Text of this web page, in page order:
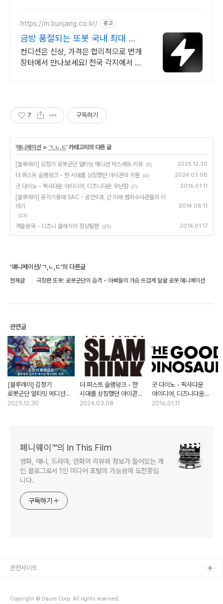
https://m.bunjang.co.kr/ 광고
금방 품절되는 또봇 국내 최대 브
랜드 중고거래
컨디션은 신상, 가격은 합리적으로 번개
장터에서 만나보세요! 전국 각지에서 올
7 구독하기
'애니메이션 > ㄱ,ㄴ,ㄷ' 카테고리의 다른 글
[블루레이] 김청기 로봇군단 얼티밋 에디션 박스세트 리뷰 (5) 2025.12.30
더 퍼스트 슬램덩크 - 한 시대를 상징했던 아이콘의 귀환 (4) 2024.03.08
굿 다이노 - 픽사다운 아이디어, 디즈니다운 무난함 (7) 2016.01.11
[블루레이] 공각기동대 SAC - 공안9과, 근 미래 범죄수사관들의 이
야기
(13)
2014.08.11
겨울왕국 - 디즈니 클래식의 정상탈환 (25) 2014.01.17
'애니메이션/ㄱ,ㄴ,ㄷ'의 다른글
현재글 극장판 또봇: 로봇군단의 습격 - 아빠들의 가슴 뜨겁게 달굴 로봇 애니메이션
관련글
[블루레이] 김청기
로봇군단 얼티밋 에디션
박스세트 리뷰
2025.12.30
더 퍼스트 슬램덩크 - 한
시대를 상징했던 아이콘의
귀환
2024.03.08
굿 다이노 - 픽사다운
아이디어, 디즈니다운
무난함
2016.01.11
페니웨이™의 In This Film
영화, 애니, 드라마, 만화의 리뷰와 정보가 들어있는 개
인 블로그로서 1인 미디어 포털의 가능성에 도전중입
니다.
구독하기
Copyright © Daum Corp. All rights reserved.
관련사이트